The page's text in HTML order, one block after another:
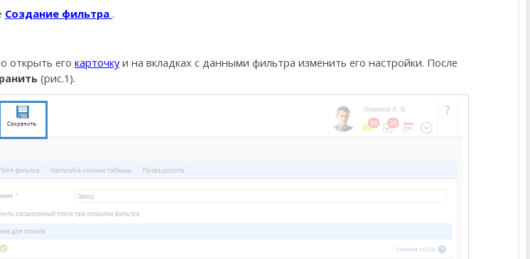
Создание фильтра .
открыть его карточкуи на вкладках с данными фильтра изменить его настройки. После
(рис.1).